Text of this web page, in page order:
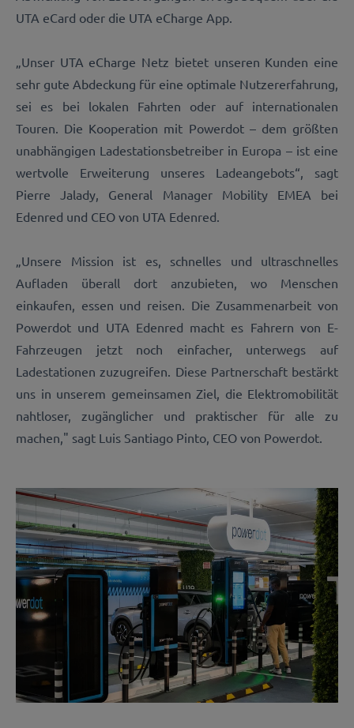
UTA eCard oder die UTA eCharge App.
„Unser UTA eCharge Netz bietet unseren Kunden eine
sehr gute Abdeckung für eine optimale Nutzererfahrung,
sei es bei lokalen Fahrten oder auf internationalen
Touren. Die Kooperation mit Powerdot – dem größten
unabhängigen Ladestationsbetreiber in Europa – ist eine
wertvolle Erweiterung unseres Ladeangebots“, sagt
Pierre Jalady, General Manager Mobility EMEA bei
Edenred und CEO von UTA Edenred.
„Unsere Mission ist es, schnelles und ultraschnelles
Aufladen überall dort anzubieten, wo Menschen
einkaufen, essen und reisen. Die Zusammenarbeit von
Powerdot und UTA Edenred macht es Fahrern von E-
Fahrzeugen jetzt noch einfacher, unterwegs auf
Ladestationen zuzugreifen. Diese Partnerschaft bestärkt
uns in unserem gemeinsamen Ziel, die Elektromobilität
nahtloser, zugänglicher und praktischer für alle zu
machen," sagt Luis Santiago Pinto, CEO von Powerdot.